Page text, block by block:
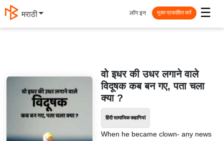
मराठी ☰
लॉग इन मुक्त प्रकाशित करें
वो इधर की उधर लगाने वाले
विदूषक कब बन गए, पता चला
क्या ?
हिंदी सामाजिक कहानियां
When he became clown- any news